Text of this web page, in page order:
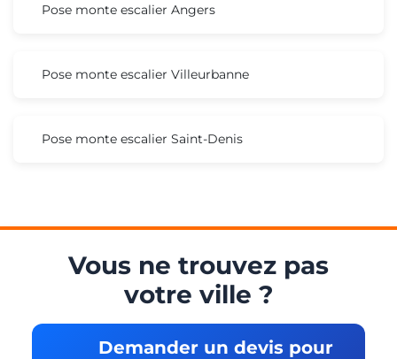
Pose monte escalier Angers
Pose monte escalier Villeurbanne
Pose monte escalier Saint-Denis
Vous ne trouvez pas
votre ville ?
Demander un devis pour